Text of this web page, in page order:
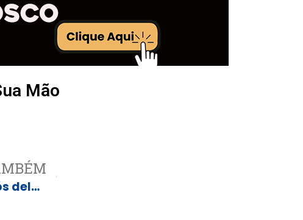
Mão
Lula fala em ‘reciprocidade’ após delegado da PF ser expulso dos EUA